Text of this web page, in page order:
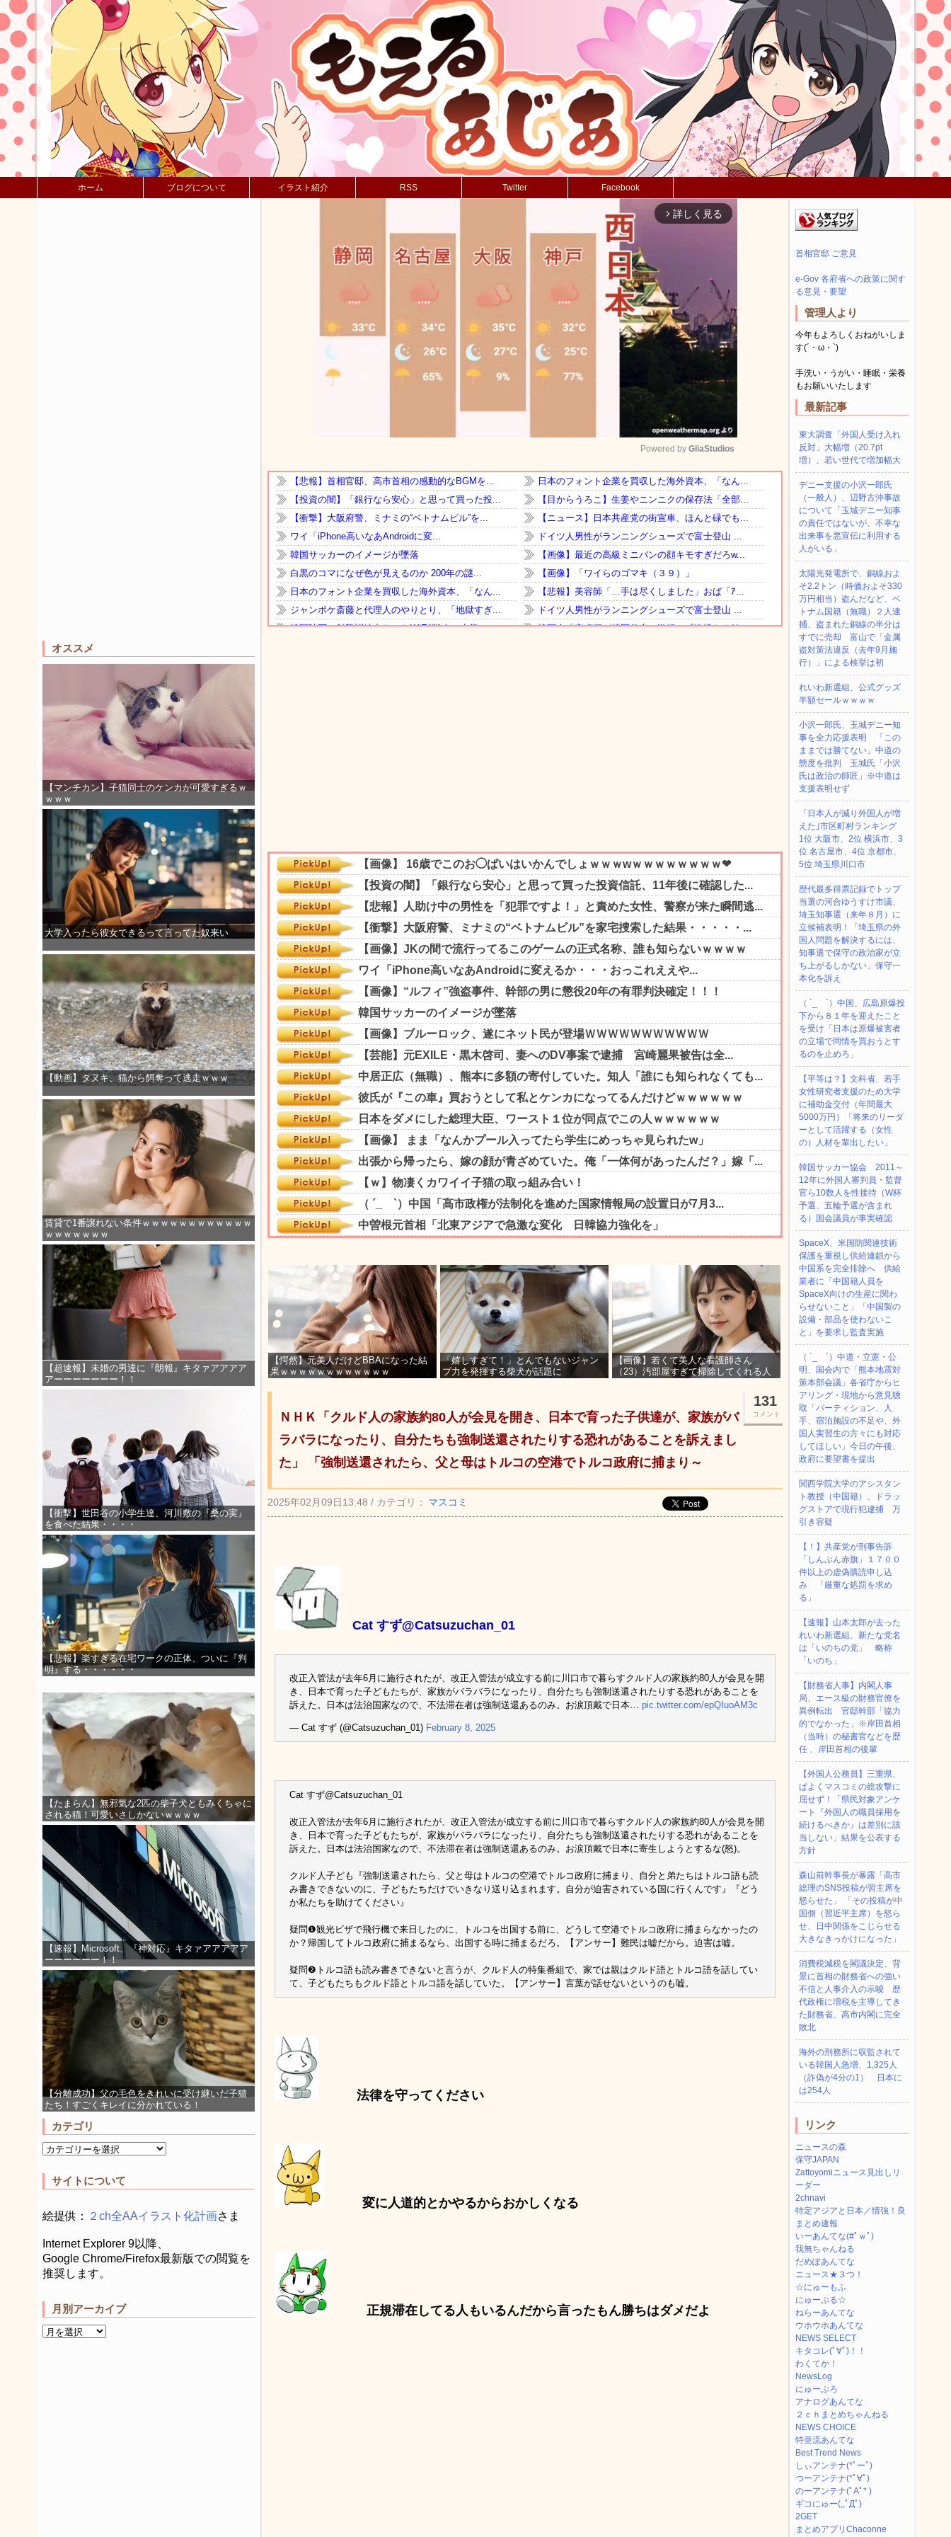
ホーム ブログについて イラスト紹介 RSS Twitter Facebook
オススメ
【マンチカン】子猫同士のケンカが可愛すぎるｗ
ｗｗｗ
大学入ったら彼女できるって言ってた奴来い
【動画】タヌキ、猫から餌奪って逃走ｗｗｗ
賃貸で1番譲れない条件ｗｗｗｗｗｗｗｗｗｗｗｗ
ｗｗｗｗｗｗｗ
【超速報】未婚の男達に『朗報』キタァアアアア
アーーーーーーー！！
【衝撃】世田谷の小学生達、河川敷の『桑の実』
を食べた結果・・・・
【悲報】楽すぎる在宅ワークの正体、ついに『判
明』する・・・・・・
【たまらん】無邪気な2匹の柴子犬ともみくちゃに
される猫！可愛いさしかないｗｗｗｗ
【速報】Microsoft、『神対応』キタァアアアアア
ーーーーーー！！
【分離成功】父の毛色をきれいに受け継いだ子猫
たち！すごくキレイに分かれている！
カテゴリ
サイトについて
絵提供： ２ch全AAイラスト化計画さま
Internet Explorer 9以降、
Google Chrome/Firefox最新版での閲覧を
推奨します。
月別アーカイブ
arrow_forward_ios 詳しく見る
Mute
Powered by GliaStudios
【愕然】元美人だけどBBAになった結
果ｗｗｗｗｗｗｗｗｗｗｗｗ
「嬉しすぎて！」とんでもないジャン
プ力を発揮する柴犬が話題に
【画像】若くて美人な看護師さん
（23）汚部屋すぎて掃除してくれる人
131
コメント
ＮＨＫ「クルド人の家族約80人が会見を開き、日本で育った子供達が、家族がバ
ラバラになったり、自分たちも強制送還されたりする恐れがあることを訴えまし
た」 「強制送還されたら、父と母はトルコの空港でトルコ政府に捕まり～
2025年02月09日13:48 / カテゴリ： マスコミ
Cat すず@Catsuzuchan_01
改正入管法が去年6月に施行されたが、改正入管法が成立する前に川口市で暮らすクルド人の家族約80人が会見を開
き、日本で育った子どもたちが、家族がバラバラになったり、自分たちも強制送還されたりする恐れがあることを
訴えた。日本は法治国家なので、不法滞在者は強制送還あるのみ。お涙頂戴で日本… pic.twitter.com/epQIuoAM3c
— Cat すず (@Catsuzuchan_01) February 8, 2025
Cat すず@Catsuzuchan_01
改正入管法が去年6月に施行されたが、改正入管法が成立する前に川口市で暮らすクルド人の家族約80人が会見を開
き、日本で育った子どもたちが、家族がバラバラになったり、自分たちも強制送還されたりする恐れがあることを
訴えた。日本は法治国家なので、不法滞在者は強制送還あるのみ。お涙頂戴で日本に寄生しようとするな(怒)。
クルド人子ども『強制送還されたら、父と母はトルコの空港でトルコ政府に捕まり、自分と弟たちはトルコ語も読
み書きできないのに、子どもたちだけでいきなり送り込まれます。自分が迫害されている国に行くんです』『どう
か私たちを助けてください』
疑問❶観光ビザで飛行機で来日したのに、トルコを出国する前に、どうして空港でトルコ政府に捕まらなかったの
か？帰国してトルコ政府に捕まるなら、出国する時に捕まるだろ。【アンサー】難民は嘘だから。迫害は嘘。
疑問❷トルコ語も読み書きできないと言うが、クルド人の特集番組で、家では親はクルド語とトルコ語を話してい
て、子どもたちもクルド語とトルコ語を話していた。【アンサー】言葉が話せないというのも嘘。
法律を守ってください
変に人道的とかやるからおかしくなる
正規滞在してる人もいるんだから言ったもん勝ちはダメだよ
首相官邸 ご意見
e-Gov 各府省への政策に関す
る意見・要望
管理人より
今年もよろしくおねがいしま
す(´・ω・`)
手洗い・うがい・睡眠・栄養
もお願いいたします
最新記事
東大調査「外国人受け入れ
反対」大幅増（20.7pt
増）、若い世代で増加幅大
デニー支援の小沢一郎氏
（一般人）、辺野古沖事故
について「玉城デニー知事
の責任ではないが、不幸な
出来事を悪宣伝に利用する
人がいる」
太陽光発電所で、銅線およ
そ2.2トン（時価およそ330
万円相当）盗んだなど、ベ
トナム国籍（無職）２人逮
捕、盗まれた銅線の半分は
すでに売却 富山で「金属
盗対策法違反（去年9月施
行）」による検挙は初
れいわ新選組、公式グッズ
半額セールｗｗｗｗ
小沢一郎氏、玉城デニー知
事を全力応援表明 「この
ままでは勝てない」中道の
態度を批判 玉城氏「小沢
氏は政治の師匠」※中道は
支援表明せず
「日本人が減り外国人が増
えた｣市区町村ランキング
1位 大阪市、2位 横浜市、3
位 名古屋市、4位 京都市、
5位 埼玉県川口市
歴代最多得票記録でトップ
当選の河合ゆうすけ市議、
埼玉知事選（来年８月）に
立候補表明！「埼玉県の外
国人問題を解決するには、
知事選で保守の政治家が立
ち上がるしかない」保守一
本化を訴え
（ ´_ゝ`）中国、広島原爆投
下から８１年を迎えたこと
を受け「日本は原爆被害者
の立場で同情を買おうとす
るのを止めろ」
【平等は？】文科省、若手
女性研究者支援のため大学
に補助金交付（年間最大
5000万円）「将来のリーダ
ーとして活躍する（女性
の）人材を輩出したい」
韓国サッカー協会 2011～
12年に外国人審判員・監督
官ら10数人を性接待（W杯
予選、五輪予選が含まれ
る）国会議員が事実確認
SpaceX、米国防関連技術
保護を重視し供給連鎖から
中国系を完全排除へ 供給
業者に「中国籍人員を
SpaceX向けの生産に関わ
らせないこと」「中国製の
設備・部品を使わないこ
と」を要求し監査実施
（ ´_ゝ`）中道・立憲・公
明、国会内で「熊本地震対
策本部会議」各省庁からヒ
アリング・現地から意見聴
取「パーティション、人
手、宿泊施設の不足や、外
国人実習生の方々にも対応
してほしい」今日の午後、
政府に要望書を提出
関西学院大学のアシスタン
ト教授（中国籍）、ドラッ
グストアで現行犯逮捕 万
引き容疑
【！】共産党が刑事告訴
「しんぶん赤旗」１７００
件以上の虚偽購読申し込
み 「厳重な処罰を求め
る」
【速報】山本太郎が去った
れいわ新選組、新たな党名
は「いのちの党」 略称
「いのち」
【財務省人事】内閣人事
局、エース級の財務官僚を
異例転出 官邸幹部「協力
的でなかった」※岸田首相
（当時）の秘書官などを歴
任 、岸田首相の後輩
【外国人公務員】三重県、
ぱよくマスコミの総攻撃に
屈せず！「県民対象アンケ
ート『外国人の職員採用を
続けるべきか』は差別に該
当しない」結果を公表する
方針
森山前幹事長が暴露「高市
総理のSNS投稿が習主席を
怒らせた」 「その投稿が中
国側（習近平主席）を怒ら
せ、日中関係をこじらせる
大きなきっかけになった」
消費税減税を閣議決定、背
景に首相の財務省への強い
不信と人事介入の示唆 歴
代政権に増税を主導してき
た財務省、高市内閣に完全
敗北
海外の刑務所に収監されて
いる韓国人急増、1,325人
（詐偽が4分の1） 日本に
は254人
リンク
ニュースの森
保守JAPAN
Zattoyomiニュース見出しリ
ーダー
2chnavi
特定アジアと日本／情強！良
まとめ速報
いーあんてな(#ﾟｗﾟ)
我無ちゃんねる
だめぽあんてな
ニュース★３つ！
☆にゅーもふ
にゅーぷる☆
ねらーあんてな
ウホウホあんてな
NEWS SELECT
キタコレ(ﾟ∀ﾟ)！！
わくてか！
NewsLog
にゅーぷろ
アナログあんてな
２ｃｈまとめちゃんねる
NEWS CHOICE
特亜流あんてな
Best Trend News
しぃアンテナ(*ﾟーﾟ)
つーアンテナ(*ﾟ∀ﾟ)
のーアンテナ(ﾟAﾟ* )
ギコにゅー(,,ﾟДﾟ)
2GET
まとめアプリChaconne